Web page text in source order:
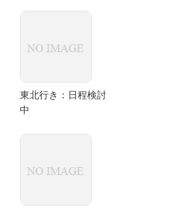
東北行き：日程検討
中